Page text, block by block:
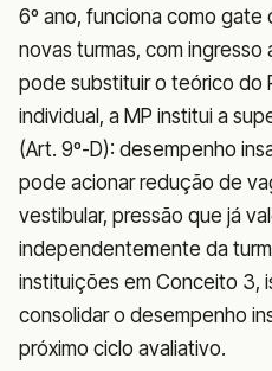
6º ano, funciona como gate
novas turmas, com
pode substituir o teórico do
individual, a MP institui a
(Art. 9º-D): desempenho
pode acionar redução de
vestibular, pressão que já
independentemente da
instituições em Conceito 3,
consolidar o desempenho
próximo ciclo avaliativo.